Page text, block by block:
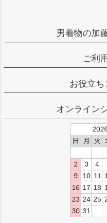
男着物の加
ご利
お役立ち
オンライン
日
月 火
2
3 4
9
10 11
16 17 18
23 24 25
30 31